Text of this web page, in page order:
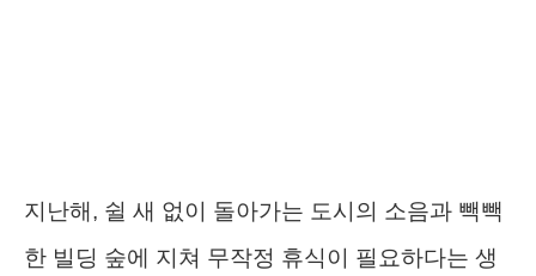
지난해, 쉴 새 없이 돌아가는 도시의 소음과 빽빽
한 빌딩 숲에 지쳐 무작정 휴식이 필요하다는 생